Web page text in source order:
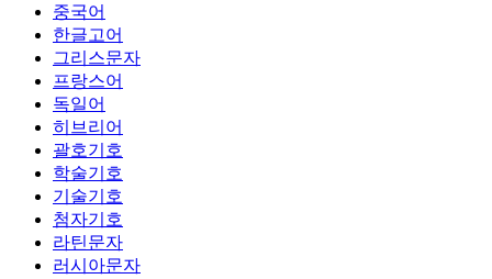
중국어
한글고어
그리스문자
프랑스어
독일어
히브리어
괄호기호
학술기호
기술기호
첨자기호
라틴문자
러시아문자